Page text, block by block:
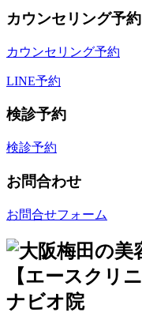
カウンセリング予約
カウンセリング予約
LINE予約
検診予約
検診予約
お問合わせ
お問合せフォーム